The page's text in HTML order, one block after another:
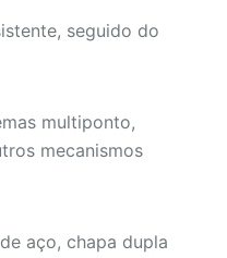
seguido do
multiponto,
mecanismos
aço, chapa dupla